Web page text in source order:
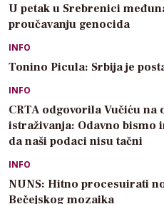
U petak u Srebrenici
proučavanju genocida
INFO
Tonino Picula: Srbija je
INFO
CRTA odgovorila Vučiću na
istraživanja: Odavno bismo
da naši podaci nisu tačni
INFO
NUNS: Hitno procesuirati
Bečejskog mozaika